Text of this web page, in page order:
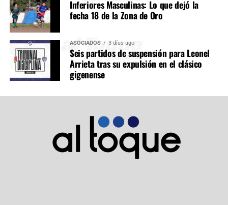
Inferiores Masculinas: Lo que dejó la
fecha 18 de la Zona de Oro
ASOCIADOS 3 días ago
Seis partidos de suspensión para Leonel
Arrieta tras su expulsión en el clásico
gigenense